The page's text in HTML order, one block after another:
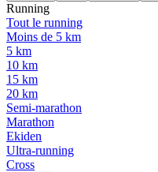
Running
Tout le running
Moins de 5 km
5 km
10 km
15 km
20 km
Semi-marathon
Marathon
Ekiden
Ultra-running
Cross